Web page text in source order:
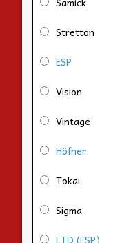
Stretton
ESP
Vision
Vintage
Höfner
Tokai
Sigma
LTD (ESP)